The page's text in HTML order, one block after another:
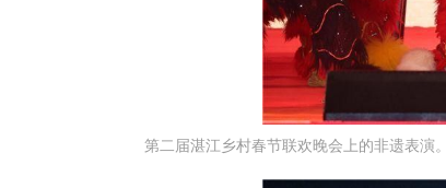
第二届湛江乡村春节联欢晚会上的非遗表演。